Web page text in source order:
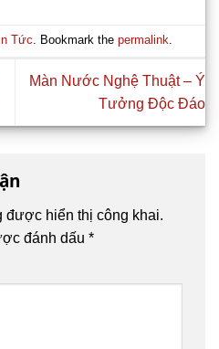
Tức. Bookmark the permalink.
Màn Nước Nghệ Thuật – Ý
Tưởng Độc Đáo
được hiển thị công khai.
đánh dấu *